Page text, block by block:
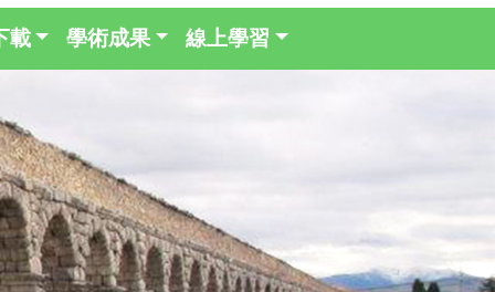
載 學術成果 線上學習